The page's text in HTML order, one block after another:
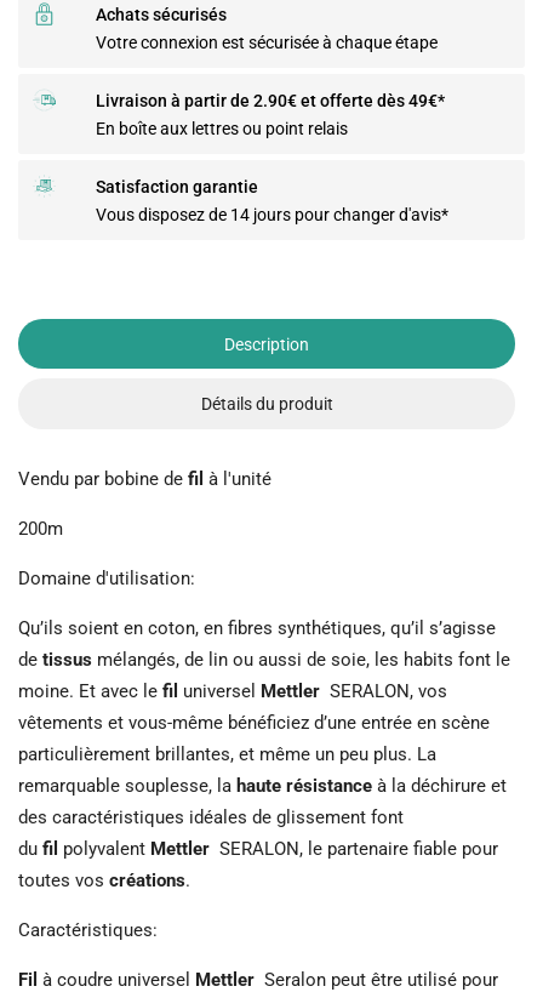
Achats sécurisés
Votre connexion est sécurisée à chaque étape
Livraison à partir de 2.90€ et offerte dès 49€*
En boîte aux lettres ou point relais
Satisfaction garantie
Vous disposez de 14 jours pour changer d'avis*
Description
Détails du produit
Vendu par bobine de fil à l'unité
200m
Domaine d'utilisation:
Qu’ils soient en coton, en fibres synthétiques, qu’il s’agisse
de tissus mélangés, de lin ou aussi de soie, les habits font le
moine. Et avec le fil universel Mettler SERALON, vos
vêtements et vous-même bénéficiez d’une entrée en scène
particulièrement brillantes, et même un peu plus. La
remarquable souplesse, la haute résistance à la déchirure et
des caractéristiques idéales de glissement font
du fil polyvalent Mettler SERALON, le partenaire fiable pour
toutes vos créations.
Caractéristiques:
Fil à coudre universel Mettler Seralon peut être utilisé pour